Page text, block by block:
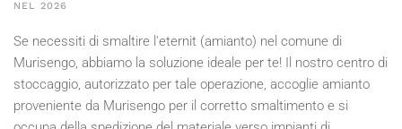
NEL 2026
Se necessiti di smaltire l'eternit (amianto) nel comune di
Murisengo, abbiamo la soluzione ideale per te! Il nostro centro di
stoccaggio, autorizzato per tale operazione, accoglie amianto
proveniente da Murisengo per il corretto smaltimento e si